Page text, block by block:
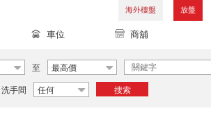
海外樓盤 放盤
車位 商舖
至
最高價
洗手間 任何 搜索